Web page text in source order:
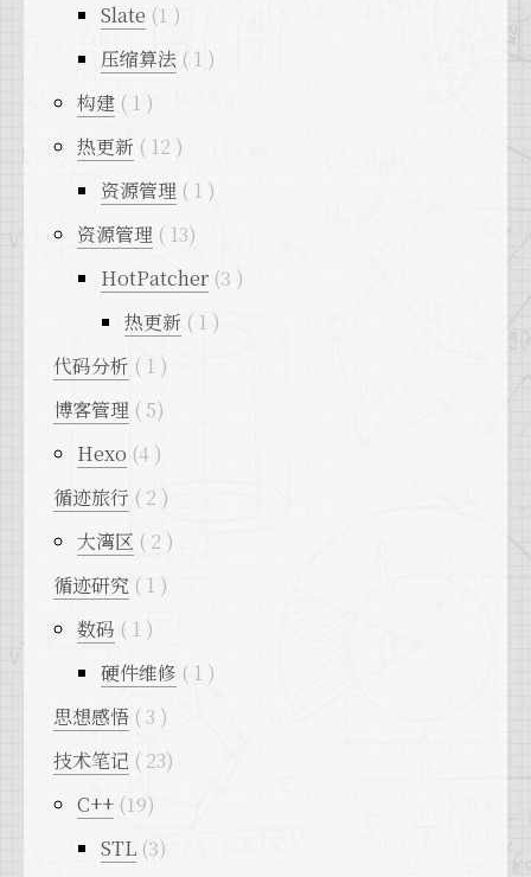
Slate 1
压缩算法
1
构建
1
热更新
12
资源管理
1
资源管理
13
HotPatcher 3
热更新
1
代码分析
1
博客管理
5
Hexo 4
循迹旅行
2
大湾区
2
循迹研究
1
数码
1
硬件维修
1
思想感悟
3
技术笔记
23
C++ 19
STL 3